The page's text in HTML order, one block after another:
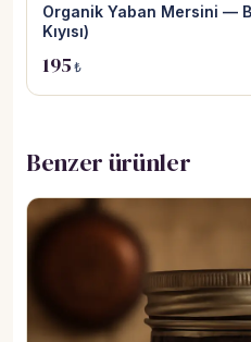
Organik Yaban Mersini —
Kıyısı)
195 ₺
Benzer ürünler